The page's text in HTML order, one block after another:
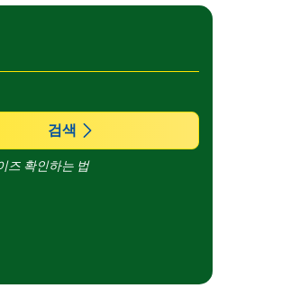
검색
즈 확인하는 법